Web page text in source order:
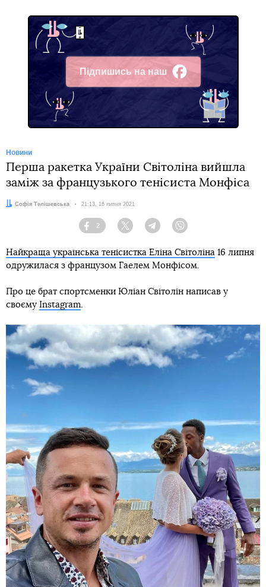
Підпишись на наш
Facebook
Новини
Перша ракетка України Світоліна вийшла
заміж за французького тенісиста Монфіса
Автор:
Софія Телішевська Дата:
21:13, 16 липня 2021
Facebook
2
Twitter TelegramViber
Найкраща українська тенісистка Еліна Світоліна 16 липня
одружилася з французом Гаелем Монфісом.
Про це брат спортсменки Юліан Світолін написав у
своєму Instagram.